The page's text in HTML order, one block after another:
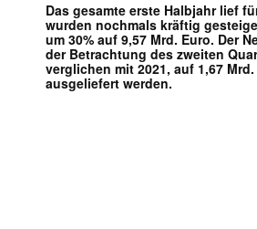
Das gesamte erste Halbjahr lief
wurden nochmals kräftig
um 30% auf 9,57 Mrd. Euro. Der
der Betrachtung des zweiten
verglichen mit 2021, auf 1,67
ausgeliefert werden.